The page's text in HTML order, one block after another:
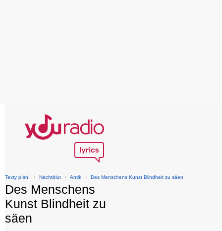
Texty písní › Nachtblut › Antik › Des Menschens Kunst Blindheit zu säen
Des Menschens
Kunst Blindheit zu
säen